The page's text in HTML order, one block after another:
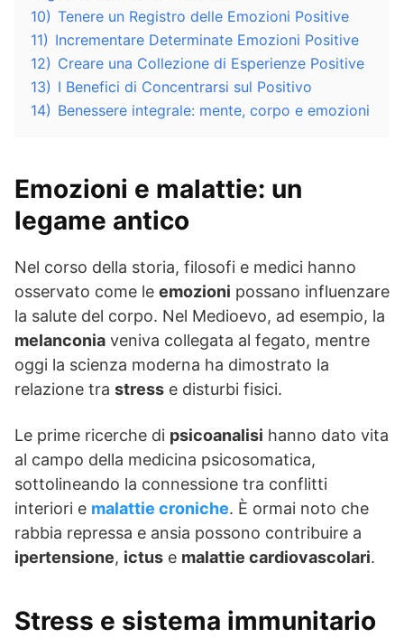
10) Tenere un Registro delle Emozioni Positive
11) Incrementare Determinate Emozioni Positive
12) Creare una Collezione di Esperienze Positive
13) I Benefici di Concentrarsi sul Positivo
14) Benessere integrale: mente, corpo e emozioni
Emozioni e malattie: un
legame antico
Nel corso della storia, filosofi e medici hanno
osservato come le emozioni possano influenzare
la salute del corpo. Nel Medioevo, ad esempio, la
melanconia veniva collegata al fegato, mentre
oggi la scienza moderna ha dimostrato la
relazione tra stress e disturbi fisici.
Le prime ricerche di psicoanalisi hanno dato vita
al campo della medicina psicosomatica,
sottolineando la connessione tra conflitti
interiori e malattie croniche. È ormai noto che
rabbia repressa e ansia possono contribuire a
ipertensione, ictus e malattie cardiovascolari.
Stress e sistema immunitario